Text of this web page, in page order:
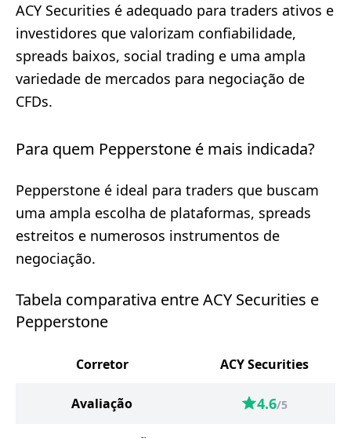
ACY Securities é adequado para traders ativos e
investidores que valorizam confiabilidade,
spreads baixos, social trading e uma ampla
variedade de mercados para negociação de
CFDs.
Para quem Pepperstone é mais indicada?
Pepperstone é ideal para traders que buscam
uma ampla escolha de plataformas, spreads
estreitos e numerosos instrumentos de
negociação.
Tabela comparativa entre ACY Securities e
Pepperstone
Corretor ACY Securities
Avaliação 4.6/5